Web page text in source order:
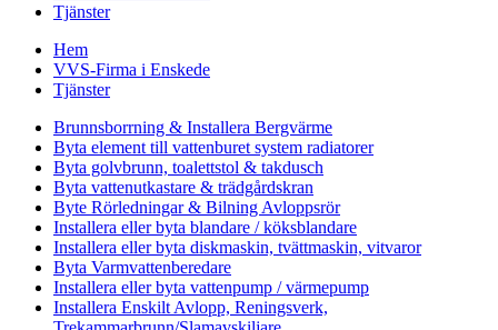
Tjänster
Hem
VVS-Firma i Enskede
Tjänster
Brunnsborrning & Installera Bergvärme
Byta element till vattenburet system radiatorer
Byta golvbrunn, toalettstol & takdusch
Byta vattenutkastare & trädgårdskran
Byte Rörledningar & Bilning Avloppsrör
Installera eller byta blandare / köksblandare
Installera eller byta diskmaskin, tvättmaskin, vitvaror
Byta Varmvattenberedare
Installera eller byta vattenpump / värmepump
Installera Enskilt Avlopp, Reningsverk,